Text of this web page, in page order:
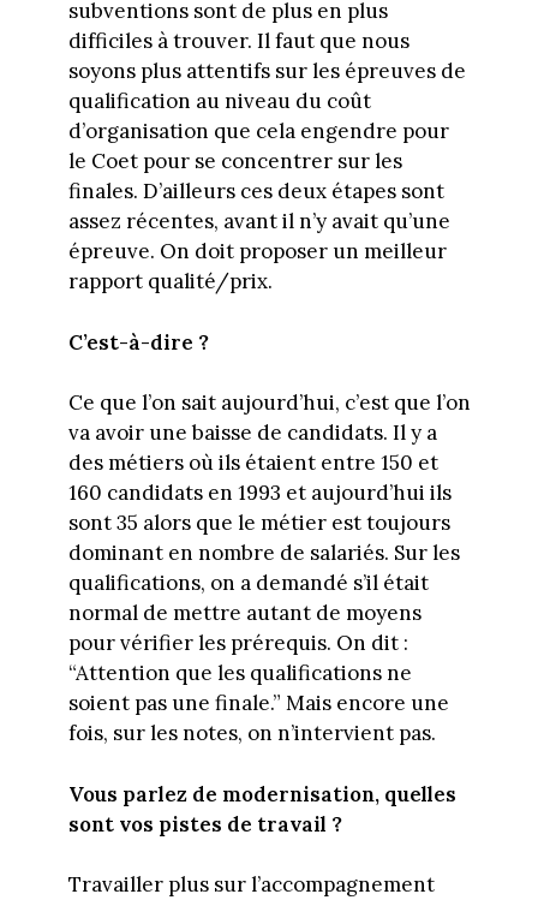
subventions sont de plus en plus
difficiles à trouver. Il faut que nous
soyons plus attentifs sur les épreuves de
qualification au niveau du coût
d’organisation que cela engendre pour
le Coet pour se concentrer sur les
finales. D’ailleurs ces deux étapes sont
assez récentes, avant il n’y avait qu’une
épreuve. On doit proposer un meilleur
rapport qualité/prix.
C’est-à-dire ?
Ce que l’on sait aujourd’hui, c’est que l’on
va avoir une baisse de candidats. Il y a
des métiers où ils étaient entre 150 et
160 candidats en 1993 et aujourd’hui ils
sont 35 alors que le métier est toujours
dominant en nombre de salariés. Sur les
qualifications, on a demandé s’il était
normal de mettre autant de moyens
pour vérifier les prérequis. On dit :
“Attention que les qualifications ne
soient pas une finale.” Mais encore une
fois, sur les notes, on n’intervient pas.
Vous parlez de modernisation, quelles
sont vos pistes de travail ?
Travailler plus sur l’accompagnement